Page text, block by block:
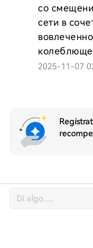
со
сети в
2025-11-07